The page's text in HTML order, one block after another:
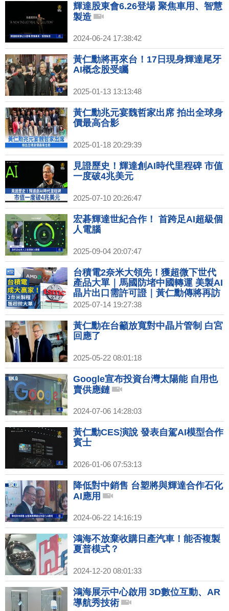
輝達股東會6.26登場 聚焦車用、智慧
製造
2024-06-24 17:38:42
黃仁勳將再來台！17日現身輝達尾牙
AI概念股受矚
2025-01-13 13:13:48
黃仁勳兆元宴魏哲家出席 拍出全球身
價最高合影
2025-01-18 20:29:39
見證歷史！輝達創AI時代里程碑 市值
一度破4兆美元
2025-07-10 20:26:47
宏碁輝達世紀合作！ 首跨足AI超級個
人電腦
2025-09-04 20:07:47
台積電2奈米大領先！獲超微下世代
產品大單｜馬國防堵中國轉運 美製AI
晶片出口需許可證｜黃仁勳傳將再訪
中 美兩黨議員籲勿見共軍關聯企業｜
台灣首座超級電池工廠起火釀死傷
2025-07-14 19:27:38
黃仁勳在台籲放寬對中晶片管制 白宮
回應了
2025-05-22 08:01:18
Google宣布投資台灣太陽能 自用也
賣供應鏈
2024-07-06 14:28:03
黃仁勳CES演說 發表自駕AI模型合作
賓士
2026-01-06 07:53:13
降低對中銷售 台塑將與輝達合作石化
AI應用
2024-06-22 14:16:19
鴻海不放棄收購日產汽車！能否複製
夏普模式？
2024-12-20 08:01:33
鴻海展示中心啟用 3D數位互動、AR
導航秀技術